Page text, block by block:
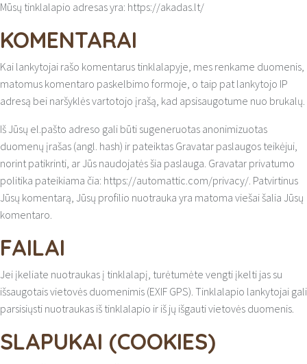
Mūsų tinklalapio adresas yra: https://akadas.lt/
KOMENTARAI
Kai lankytojai rašo komentarus tinklalapyje, mes renkame duomenis,
matomus komentaro paskelbimo formoje, o taip pat lankytojo IP
adresą bei naršyklės vartotojo įrašą, kad apsisaugotume nuo brukalų.
Iš Jūsų el.pašto adreso gali būti sugeneruotas anonimizuotas
duomenų įrašas (angl. hash) ir pateiktas Gravatar paslaugos teikėjui,
norint patikrinti, ar Jūs naudojatės šia paslauga. Gravatar privatumo
politika pateikiama čia: https://automattic.com/privacy/. Patvirtinus
Jūsų komentarą, Jūsų profilio nuotrauka yra matoma viešai šalia Jūsų
komentaro.
FAILAI
Jei įkeliate nuotraukas į tinklalapį, turėtumėte vengti įkelti jas su
išsaugotais vietovės duomenimis (EXIF GPS). Tinklalapio lankytojai gali
parsisiųsti nuotraukas iš tinklalapio ir iš jų išgauti vietovės duomenis.
SLAPUKAI (COOKIES)